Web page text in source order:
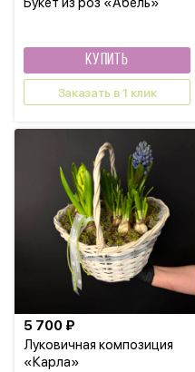
КУПИТЬ
Заказать в 1 клик
Луковичная композиция
«Карла»
5 700 ₽